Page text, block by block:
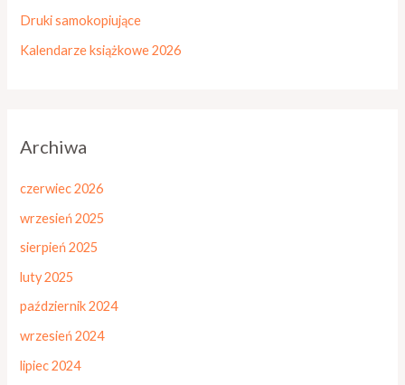
Druki samokopiujące
Kalendarze książkowe 2026
Archiwa
czerwiec 2026
wrzesień 2025
sierpień 2025
luty 2025
październik 2024
wrzesień 2024
lipiec 2024